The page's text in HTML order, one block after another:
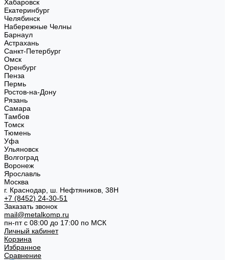
Хабаровск
Екатеринбург
Челябинск
Набережные Челны
Барнаул
Астрахань
Санкт-Петербург
Омск
Оренбург
Пенза
Пермь
Ростов-на-Дону
Рязань
Самара
Тамбов
Томск
Тюмень
Уфа
Ульяновск
Волгоград
Воронеж
Ярославль
Москва
г. Краснодар, ш. Нефтяников, 38Н
+7 (8452) 24-30-51
Заказать звонок
mail@metalkomp.ru
пн-пт с 08:00 до 17:00 по МСК
Личный кабинет
Корзина
Избранное
Сравнение